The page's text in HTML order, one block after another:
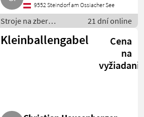
9552 Steindorf am Ossiacher See
Stroje na zber
objemových krmív /
transportéry balíkov
21 dní online
Kleinballengabel
Cena
na